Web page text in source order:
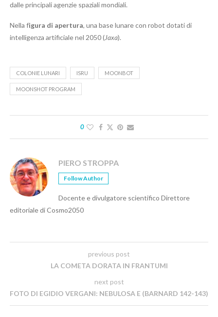
dalle principali agenzie spaziali mondiali.
Nella figura di apertura, una base lunare con robot dotati di
intelligenza artificiale nel 2050 (Jaxa).
COLONIE LUNARI ISRU MOONBOT
MOONSHOT PROGRAM
0
PIERO STROPPA
Follow Author
Docente e divulgatore scientifico Direttore
editoriale di Cosmo2050
previous post
LA COMETA DORATA IN FRANTUMI
next post
FOTO DI EGIDIO VERGANI: NEBULOSA E (BARNARD 142-143)